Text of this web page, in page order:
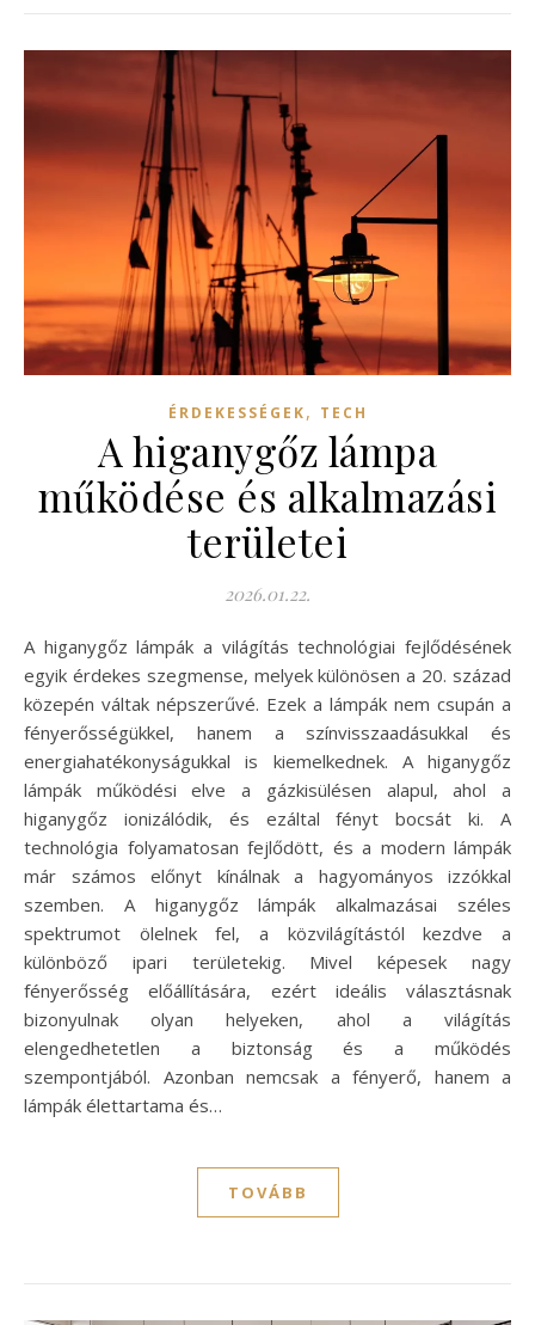
ÉRDEKESSÉGEK, TECH
A higanygőz lámpa
működése és alkalmazási
területei
2026.01.22.
A higanygőz lámpák a világítás technológiai fejlődésének
egyik érdekes szegmense, melyek különösen a 20. század
közepén váltak népszerűvé. Ezek a lámpák nem csupán a
fényerősségükkel, hanem a színvisszaadásukkal és
energiahatékonyságukkal is kiemelkednek. A higanygőz
lámpák működési elve a gázkisülésen alapul, ahol a
higanygőz ionizálódik, és ezáltal fényt bocsát ki. A
technológia folyamatosan fejlődött, és a modern lámpák
már számos előnyt kínálnak a hagyományos izzókkal
szemben. A higanygőz lámpák alkalmazásai széles
spektrumot ölelnek fel, a közvilágítástól kezdve a
különböző ipari területekig. Mivel képesek nagy
fényerősség előállítására, ezért ideális választásnak
bizonyulnak olyan helyeken, ahol a világítás
elengedhetetlen a biztonság és a működés
szempontjából. Azonban nemcsak a fényerő, hanem a
lámpák élettartama és…
TOVÁBB